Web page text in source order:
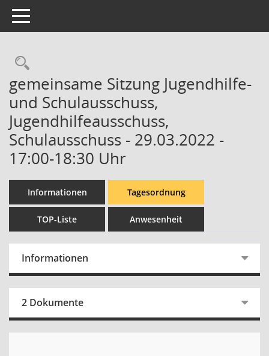
Toggle navigation
Rechercheauswahl
gemeinsame Sitzung Jugendhilfe-
und Schulausschuss,
Jugendhilfeausschuss,
Schulausschuss - 29.03.2022 -
17:00-18:30 Uhr
Informationen Tagesordnung
TOP-Liste Anwesenheit
Informationen
2 Dokumente